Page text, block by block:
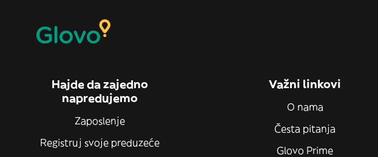
Hajde da zajedno
napredujemo
Zaposlenje
Registruj svoje preduzeće
Važni linkovi
O nama
Česta pitanja
Glovo Prime